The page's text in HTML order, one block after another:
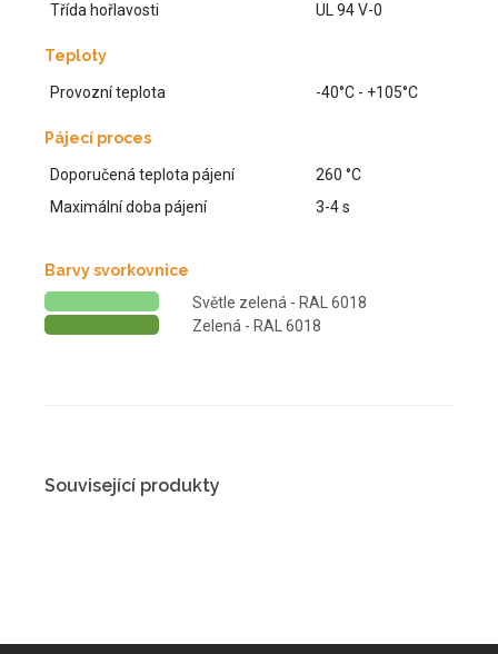
Třída hořlavosti
UL 94 V-0
Teploty
Provozní teplota -40°C - +105°C
Pájecí proces
Doporučená teplota pájení
260 °C
Maximální doba pájení
3-4 s
Barvy svorkovnice
Světle zelená - RAL 6018
Zelená - RAL 6018
Související produkty